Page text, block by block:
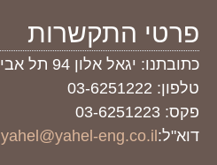
פרטי התקשרות
כתובתנו: יגאל אלון 94 תל אביב יפו
טלפון: 03-6251222
פקס: 03-6251223
דוא"ל:yahel@yahel-eng.co.il